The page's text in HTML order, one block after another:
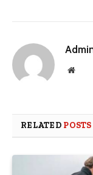
RELATED POSTS